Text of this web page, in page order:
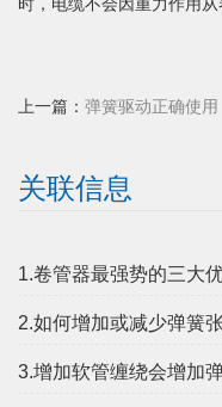
上一篇： 弹簧驱动正确使用
关联信息
1.卷管器最强势的三大
2.如何增加或减少弹簧
3.增加软管缠绕会增加